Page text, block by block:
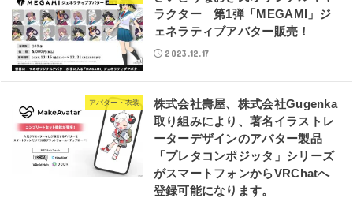
ラクター 第1弾「MEGAMI」ジ
ェネラティブアバター販売！
2023.12.17
アバター・衣装
株式会社壽屋、株式会社Gugenka
取り組みにより、著名イラストレ
ーターデザインのアバター製品
「プレタコンポジッタ」シリーズ
がスマートフォンからVRChatへ
登録可能になります。